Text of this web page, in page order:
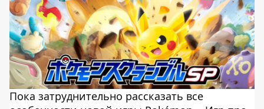
Пока затруднительно рассказать все